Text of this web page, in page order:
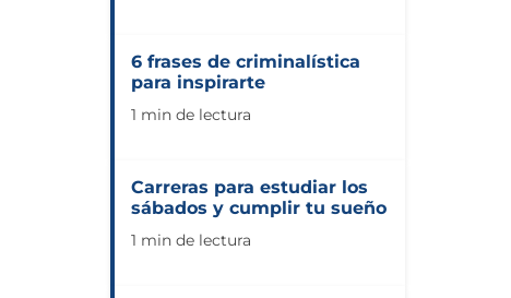
6 frases de criminalística
para inspirarte
1 min de lectura
Carreras para estudiar los
sábados y cumplir tu sueño
1 min de lectura